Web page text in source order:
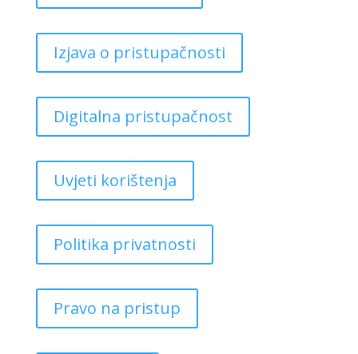
Izjava o pristupačnosti
Digitalna pristupačnost
Uvjeti korištenja
Politika privatnosti
Pravo na pristup